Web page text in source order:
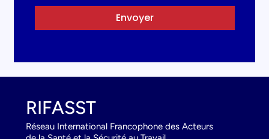
Envoyer
RIFASST
Réseau International Francophone des Acteurs